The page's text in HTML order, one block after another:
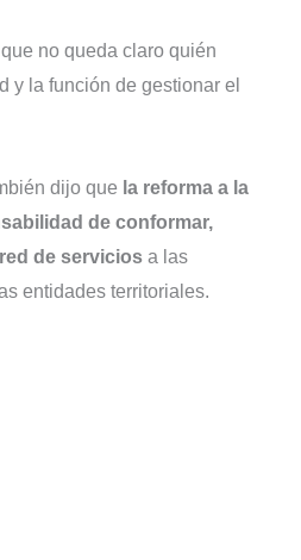
no queda claro quién
y la función de gestionar el
dijo que la reforma a la
de conformar,
de servicios a las
entidades territoriales.